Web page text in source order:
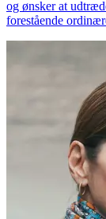
og ønsker at
forestående